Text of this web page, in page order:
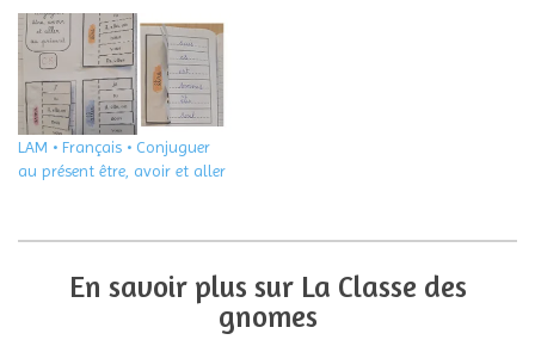
LAM • Français • Conjuguer
au présent être, avoir et aller
En savoir plus sur La Classe des
gnomes